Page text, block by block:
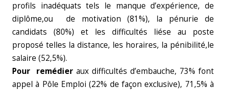
profils inadéquats tels le manque d’expérience, de
diplôme,ou de motivation (81%), la pénurie de
candidats (80%) et les difficultés liése au poste
proposé telles la distance, les horaires, la pénibilité,le
salaire (52,5%).
Pour remédier aux difficultés d’embauche, 73% font
appel à Pôle Emploi (22% de façon exclusive), 71,5% à